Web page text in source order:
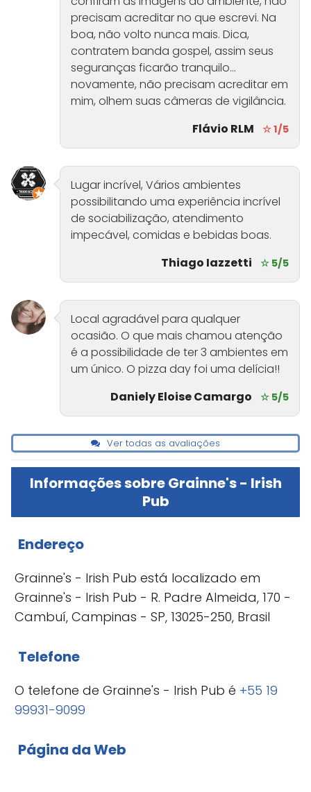
precisam acreditar no que escrevi. Na
boa, não volto nunca mais. Dica,
contratem banda gospel, assim seus
seguranças ficarão tranquilo...
novamente, não precisam acreditar em
mim, olhem suas câmeras de vigilância.
Flávio RLM
☆ 1/5
Lugar incrível, Vários ambientes
possibilitando uma experiência incrível
de sociabilização, atendimento
impecável, comidas e bebidas boas.
Thiago Iazzetti
☆ 5/5
Local agradável para qualquer
ocasião. O que mais chamou atenção
é a possibilidade de ter 3 ambientes em
um único. O pizza day foi uma delícia!!
Daniely Eloise Camargo
☆ 5/5
Ver todas as avaliações
Informações sobre Grainne's - Irish
Pub
Endereço
Grainne's - Irish Pub está localizado em
Grainne's - Irish Pub - R. Padre Almeida, 170 -
Cambuí, Campinas - SP, 13025-250, Brasil
Telefone
O telefone de Grainne's - Irish Pub é +55 19
99931-9099
Página da Web